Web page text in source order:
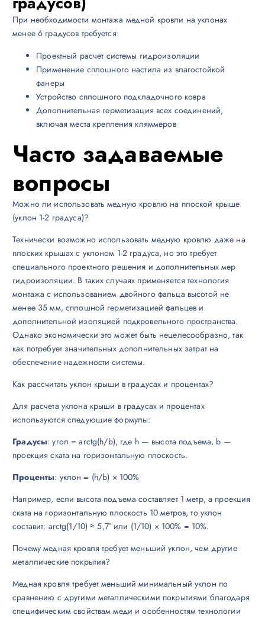
При необходимости монтажа медной кровли на уклонах
менее 6 градусов требуется:
Проектный расчет системы гидроизоляции
Применение сплошного настила из влагостойкой
фанеры
Устройство сплошного подкладочного ковра
Дополнительная герметизация всех соединений,
включая места крепления кляммеров
Часто задаваемые
вопросы
Можно ли использовать медную кровлю на плоской крыше
(уклон 1-2 градуса)?
Технически возможно использовать медную кровлю даже на
плоских крышах с уклоном 1-2 градуса, но это требует
специального проектного решения и дополнительных мер
гидроизоляции. В таких случаях применяется технология
монтажа с использованием двойного фальца высотой не
менее 35 мм, сплошной герметизацией фальцев и
дополнительной изоляцией подкровельного пространства.
Однако экономически это может быть нецелесообразно, так
как потребует значительных дополнительных затрат на
обеспечение надежности системы.
Как рассчитать уклон крыши в градусах и процентах?
Для расчета уклона крыши в градусах и процентах
используются следующие формулы:
Градусы: угол = arctg(h/b), где h — высота подъема, b —
проекция ската на горизонтальную плоскость.
Проценты: уклон = (h/b) × 100%
Например, если высота подъема составляет 1 метр, а проекция
ската на горизонтальную плоскость 10 метров, то уклон
составит: arctg(1/10) ≈ 5,7° или (1/10) × 100% = 10%.
Почему медная кровля требует меньший уклон, чем другие
металлические покрытия?
Медная кровля требует меньший минимальный уклон по
сравнению с другими металлическими покрытиями благодаря
специфическим свойствам меди и особенностям технологии